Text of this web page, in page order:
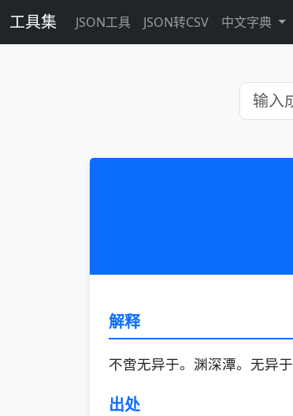
工具集 JSON工具 JSON转CSV 中文字典
解释
不啻无异于。渊深潭。无异
出处